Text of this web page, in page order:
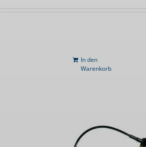
In den
Warenkorb